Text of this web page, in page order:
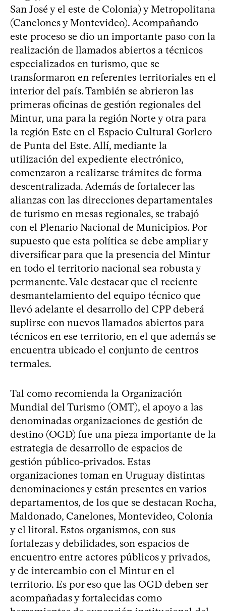
San José y el este de Colonia) y Metropolitana
(Canelones y Montevideo). Acompañando
este proceso se dio un importante paso con la
realización de llamados abiertos a técnicos
especializados en turismo, que se
transformaron en referentes territoriales en el
interior del país. También se abrieron las
primeras oficinas de gestión regionales del
Mintur, una para la región Norte y otra para
la región Este en el Espacio Cultural Gorlero
de Punta del Este. Allí, mediante la
utilización del expediente electrónico,
comenzaron a realizarse trámites de forma
descentralizada. Además de fortalecer las
alianzas con las direcciones departamentales
de turismo en mesas regionales, se trabajó
con el Plenario Nacional de Municipios. Por
supuesto que esta política se debe ampliar y
diversificar para que la presencia del Mintur
en todo el territorio nacional sea robusta y
permanente. Vale destacar que el reciente
desmantelamiento del equipo técnico que
llevó adelante el desarrollo del CPP deberá
suplirse con nuevos llamados abiertos para
técnicos en ese territorio, en el que además se
encuentra ubicado el conjunto de centros
termales.
Tal como recomienda la Organización
Mundial del Turismo (OMT), el apoyo a las
denominadas organizaciones de gestión de
destino (OGD) fue una pieza importante de la
estrategia de desarrollo de espacios de
gestión público-privados. Estas
organizaciones toman en Uruguay distintas
denominaciones y están presentes en varios
departamentos, de los que se destacan Rocha,
Maldonado, Canelones, Montevideo, Colonia
y el litoral. Estos organismos, con sus
fortalezas y debilidades, son espacios de
encuentro entre actores públicos y privados,
y de intercambio con el Mintur en el
territorio. Es por eso que las OGD deben ser
acompañadas y fortalecidas como